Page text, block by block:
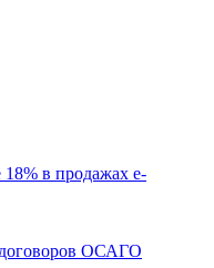
в продажах е-
договоров ОСАГО